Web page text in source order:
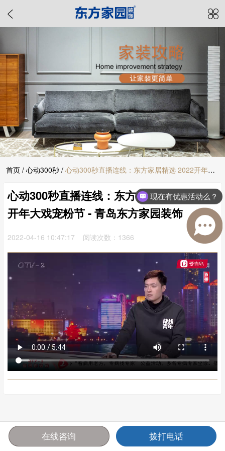
首页 / 心动300秒 / 心动300秒直播连线：东方家居精选 2022开年大
戏宠粉节 - 青岛东方家园装饰
心动300秒直播连线：东方家居精选 2022
开年大戏宠粉节 - 青岛东方家园装饰
2022-04-16 10:47:17 阅读次数：1366
首页 报价 电话 咨询
现在有优惠活动么？
在线咨询 拨打电话